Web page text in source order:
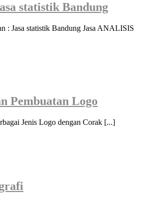
statistik Bandung
: Jasa statistik Bandung Jasa ANALISIS
Pembuatan Logo
Jenis Logo dengan Corak [...]